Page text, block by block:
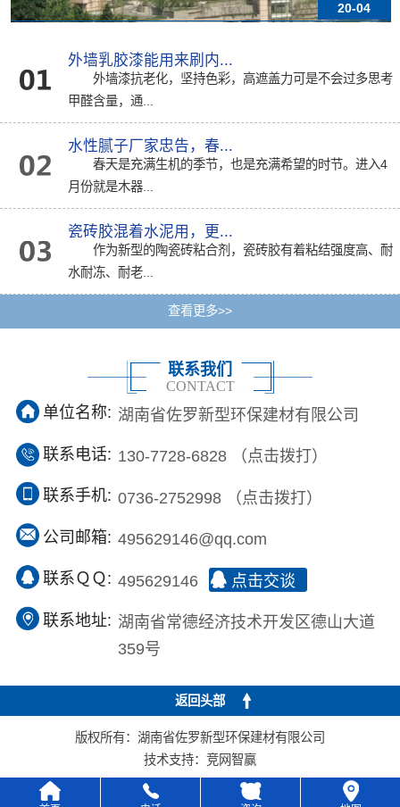
20-04
外墙乳胶漆能用来刷内...
外墙漆抗老化，坚持色彩，高遮盖力可是不会过多思考
甲醛含量，通...
水性腻子厂家忠告，春...
春天是充满生机的季节，也是充满希望的时节。进入4
月份就是木器...
瓷砖胶混着水泥用，更...
作为新型的陶瓷砖粘合剂，瓷砖胶有着粘结强度高、耐
水耐冻、耐老...
查看更多>>
联系我们
CONTACT
单位名称: 湖南省佐罗新型环保建材有限公司
联系电话: 130-7728-6828（点击拨打）
联系手机: 0736-2752998（点击拨打）
公司邮箱: 495629146@qq.com
联系ＱＱ: 495629146 点击交谈
联系地址: 湖南省常德经济技术开发区德山大道
359号
返回头部
版权所有：湖南省佐罗新型环保建材有限公司
技术支持： 竞网智赢